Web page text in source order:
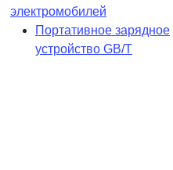
электромобилей
Портативное зарядное
устройство GB/T